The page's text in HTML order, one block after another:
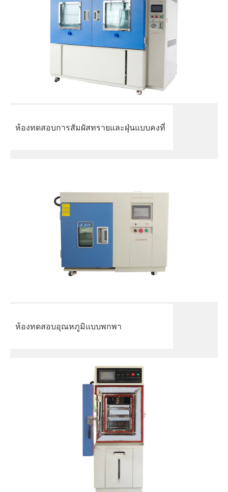
ห้องทดสอบการสัมผัสทรายและฝุ่นแบบคงที่
ห้องทดสอบอุณหภูมิแบบพกพา